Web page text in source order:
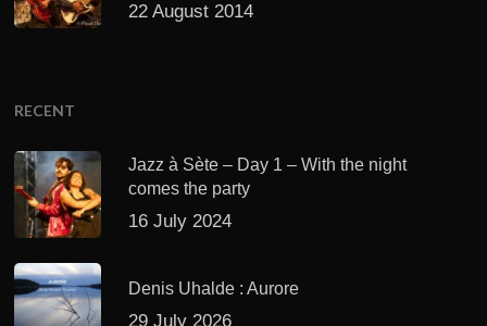
22 August 2014
RECENT
Jazz à Sète – Day 1 – With the night
comes the party
16 July 2024
Denis Uhalde : Aurore
29 July 2026